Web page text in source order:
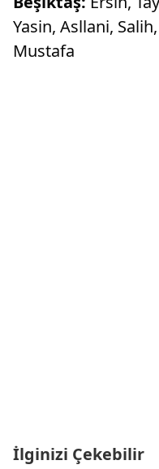
Yasin, Asllani,
Mustafa
İlginizi Çekebilir